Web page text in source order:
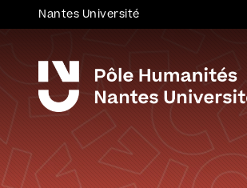
Nantes Université